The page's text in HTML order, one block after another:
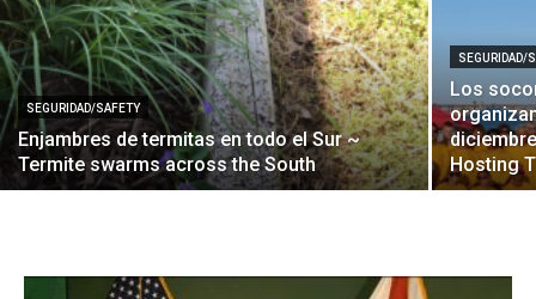
SEGURIDAD/SAFETY
Enjambres de termitas en todo el Sur ~
Termite swarms across the South
SEGURIDAD/
Los
Hosting